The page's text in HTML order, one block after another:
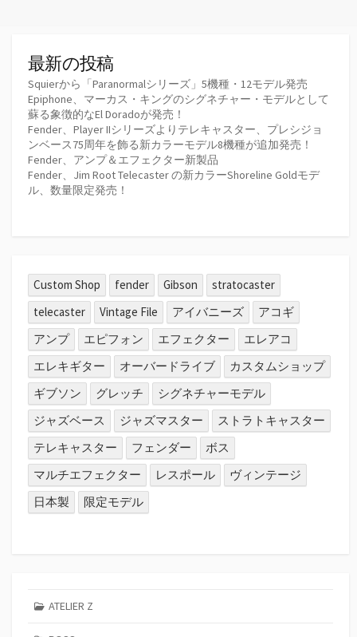
最新の投稿
Squierから「Paranormalシリーズ」5機種・12モデル発売
Epiphone、マーカス・キングのシグネチャー・モデルとして
蘇る象徴的なEl Doradoが発売！
Fender、Player IIシリーズよりテレキャスター、プレシジョ
ンベース75周年を飾る新カラーモデル8機種が追加発売！
Fender、アンプ＆エフェクター新製品
Fender、Jim Root Telecaster の新カラーShoreline Goldモデ
ル、数量限定発売！
Custom Shop fender Gibson
stratocaster
telecaster
Vintage File アイバニーズ
アコギ
アンプ
エピフォン エフェクター
エレアコ
エレキギター
オーバードライブ
カスタムショップ
ギブソン
グレッチ
シグネチャーモデル
ジャズベース
ジャズマスター
ストラトキャスター
テレキャスター
フェンダー
ボス
マルチエフェクター
レスポール
ヴィンテージ
日本製
限定モデル
ATELIER Z